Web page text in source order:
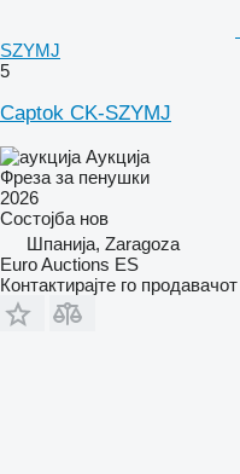
SZYMJ
5
Captok CK-SZYMJ
Аукција
Фреза за пенушки
2026
Состојба нов
Шпанија, Zaragoza
Euro Auctions ES
Контактирајте го продавачот